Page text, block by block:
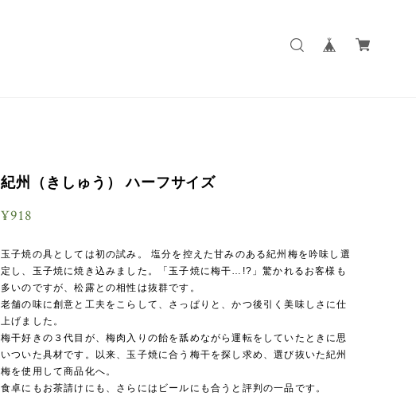
紀州（きしゅう） ハーフサイズ
¥918
玉子焼の具としては初の試み。 塩分を控えた甘みのある紀州梅を吟味し選
定し、玉子焼に焼き込みました。「玉子焼に梅干…!?」驚かれるお客様も
多いのですが、松露との相性は抜群です。
老舗の味に創意と工夫をこらして、さっぱりと、かつ後引く美味しさに仕
上げました。
梅干好きの３代目が、梅肉入りの飴を舐めながら運転をしていたときに思
いついた具材です。以来、玉子焼に合う梅干を探し求め、選び抜いた紀州
梅を使用して商品化へ。
食卓にもお茶請けにも、さらにはビールにも合うと評判の一品です。